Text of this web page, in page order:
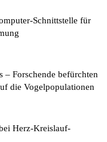
Schnittstelle für
– Forschende befürchten
die Vogelpopulationen
Herz-Kreislauf-